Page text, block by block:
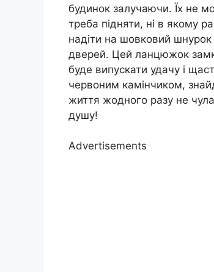
будинок залучаючи. Їх не
треба підняти, ні в якому
надіти на шовковий шнурок
дверей. Цей ланцюжок
буде випускати удачу і
червоним камінчиком,
життя жодного разу не
душу!
Advertisements